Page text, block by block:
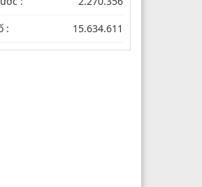
: 15.634.611